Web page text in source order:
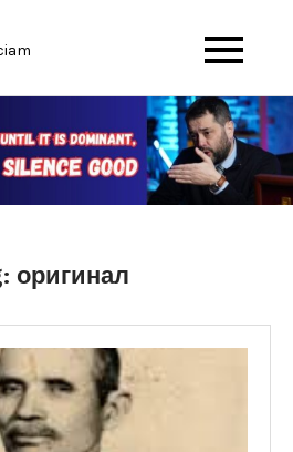
оригинал